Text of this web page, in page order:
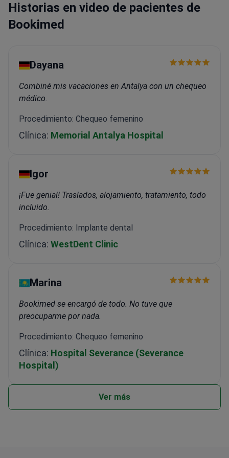
Historias en video de pacientes de
Bookimed
Dayana
Combiné mis vacaciones en Antalya con un chequeo
médico.
Procedimiento: Chequeo femenino
Clínica: Memorial Antalya Hospital
Igor
¡Fue genial! Traslados, alojamiento, tratamiento, todo
incluido.
Procedimiento: Implante dental
Clínica: WestDent Clinic
Marina
Bookimed se encargó de todo. No tuve que
preocuparme por nada.
Procedimiento: Chequeo femenino
Clínica: Hospital Severance (Severance
Hospital)
Ver más